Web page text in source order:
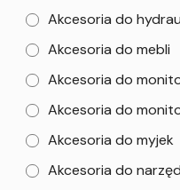
Akcesoria do
Akcesoria do mebli
Akcesoria do
Akcesoria do
Akcesoria do myjek
Akcesoria do